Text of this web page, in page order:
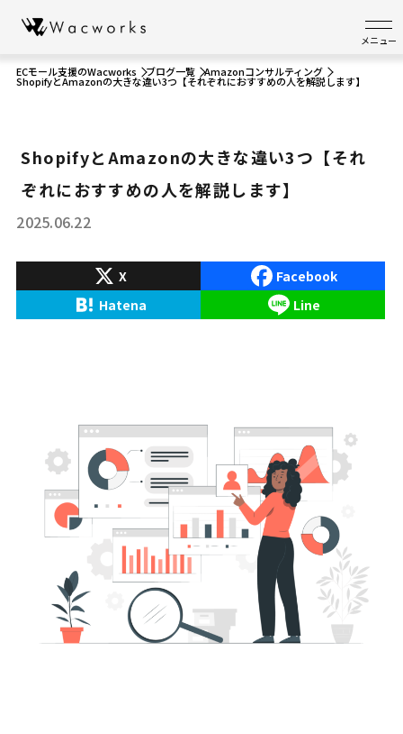
メニュー
ECモール支援のWacworks ブログ一覧 Amazonコンサルティング
ShopifyとAmazonの大きな違い3つ【それぞれにおすすめの人を解説します】
ShopifyとAmazonの大きな違い3つ【それ
ぞれにおすすめの人を解説します】
2025.06.22
X
Facebook
Hatena
Line